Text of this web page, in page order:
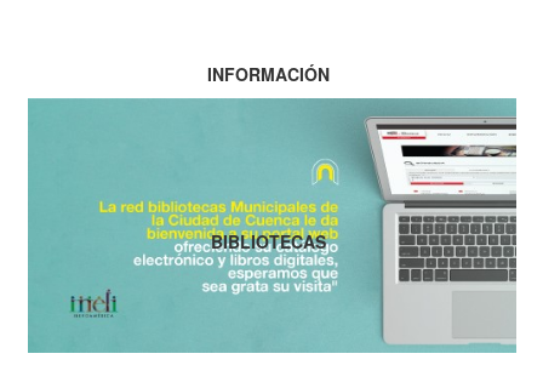
INFORMACIÓN
BIBLIOTECAS